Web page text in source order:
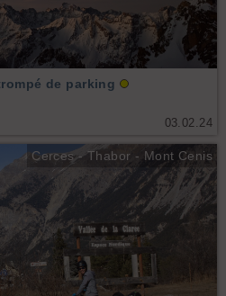
03.02.24
de parking
Cerces - Thabor - Mont Cenis